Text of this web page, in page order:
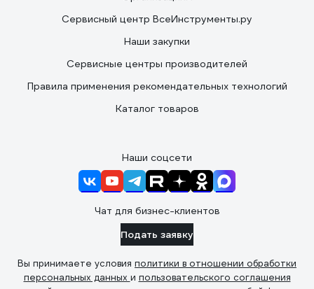
Сервисный центр ВсеИнструменты.ру
Наши закупки
Сервисные центры производителей
Правила применения рекомендательных технологий
Каталог товаров
Наши соцсети
Чат для бизнес-клиентов
Подать заявку
Вы принимаете условия политики в отношении обработки
персональных данных и пользовательского соглашения